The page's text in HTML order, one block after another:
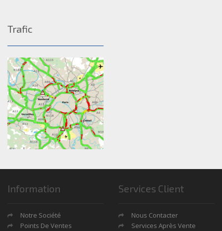
Trafic
Information
Notre Société
Points De Ventes
Services Client
Nous Contacter
Services Après Vente